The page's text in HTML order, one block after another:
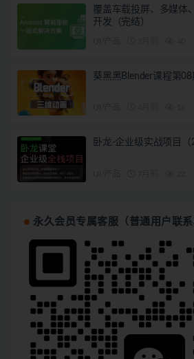
覆盖车载投屏、多媒体
开发（完结）
葵黑黑Blender课程第08
卧龙-企业级实战项目（
永久会员专属客服（普通用户联系